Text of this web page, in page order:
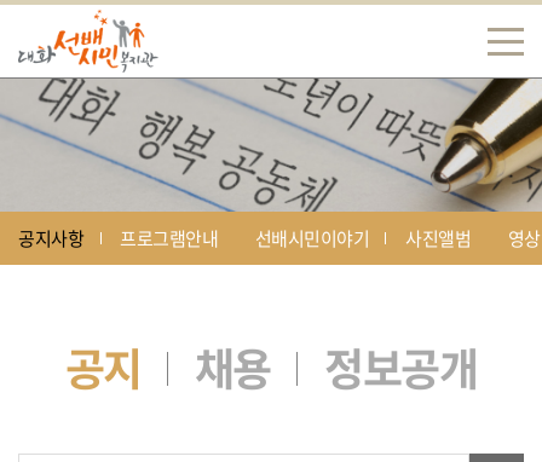
공지사항 프로그램안내 선배시민이야기 사진앨범 영
공지 채용 정보공개